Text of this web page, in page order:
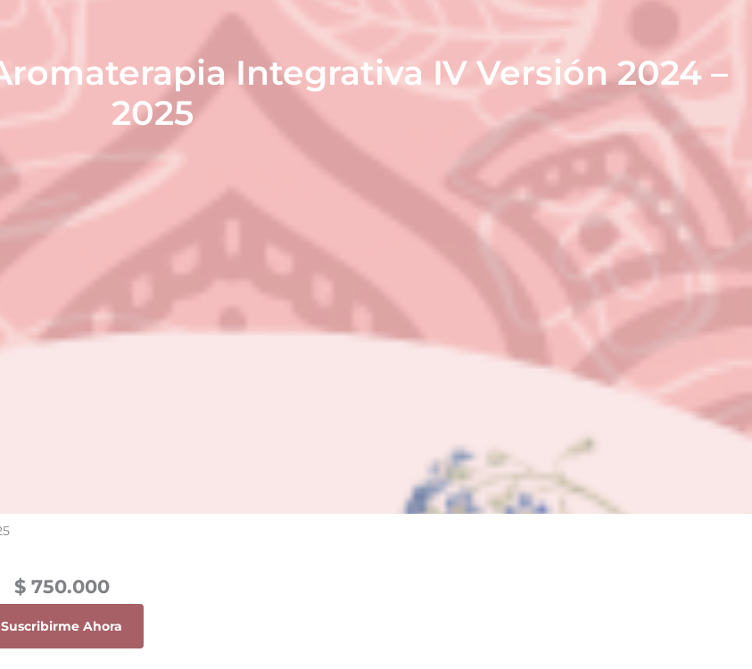
Integrativa IV Versión 2024 –
2025
$ 750.000
Suscribirme Ahora